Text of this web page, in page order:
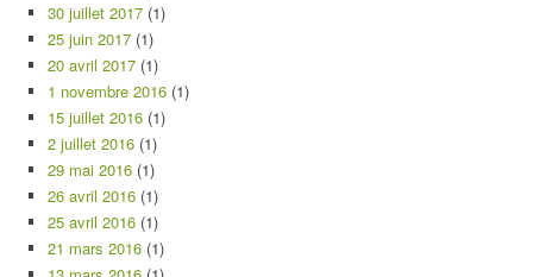
30 juillet 2017 (1)
25 juin 2017 (1)
20 avril 2017 (1)
1 novembre 2016 (1)
15 juillet 2016 (1)
2 juillet 2016 (1)
29 mai 2016 (1)
26 avril 2016 (1)
25 avril 2016 (1)
21 mars 2016 (1)